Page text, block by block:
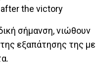
σήμανση, νιώθουν
εξαπάτησης της με